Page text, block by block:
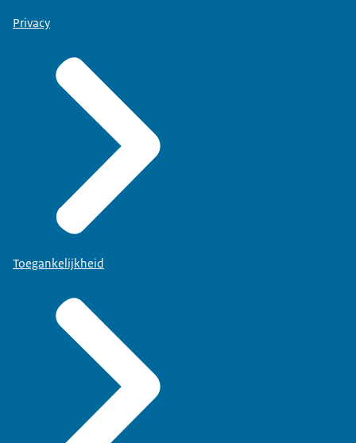
Privacy
Toegankelijkheid